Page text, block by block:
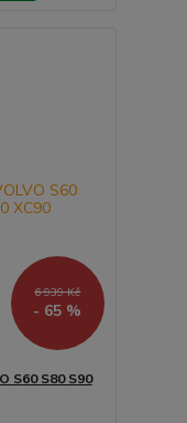
6 939 Kč
- 65 %
S60 S80 S90